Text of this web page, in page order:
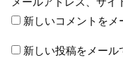
新しいコメントをメ
新しい投稿をメール